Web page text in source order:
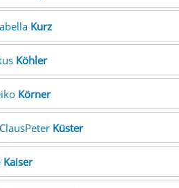
Kurz
Köhler
Körner
Küster
Kaiser